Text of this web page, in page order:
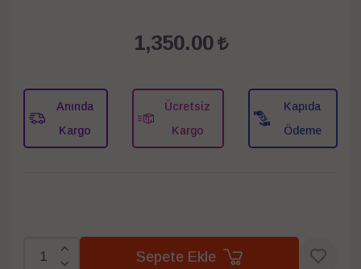
1,350.00
Anında
Kargo
Ücretsiz
Kargo
Kapıda
Ödeme
Sepete Ekle